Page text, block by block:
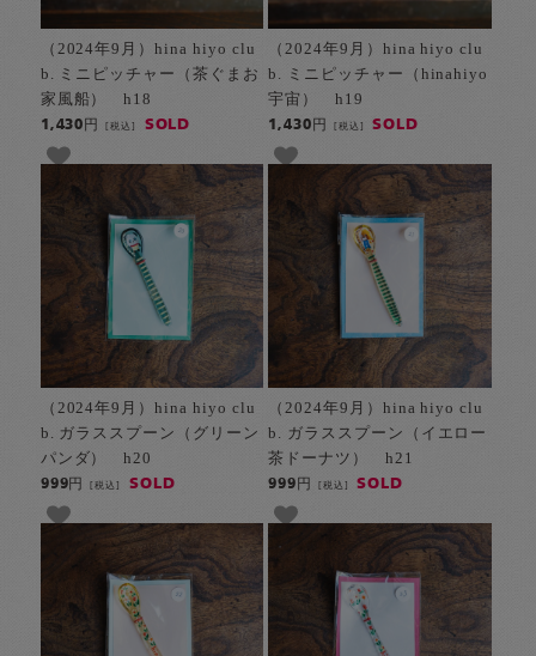
（2024年9月）hina hiyo clu
b. ミニピッチャー（茶ぐまお
家風船） h18
1,430円[税込] SOLD
（2024年9月）hina hiyo clu
b. ミニピッチャー（hinahiyo
宇宙） h19
1,430円 [税込] SOLD
（2024年9月）hina hiyo clu
b. ガラススプーン（グリーン
パンダ） h20
999円[税込] SOLD
（2024年9月）hina hiyo clu
b. ガラススプーン（イエロー
茶ドーナツ） h21
999円 [税込] SOLD